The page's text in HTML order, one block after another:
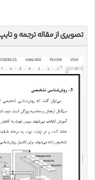
تصویری از مقاله ترجمه و